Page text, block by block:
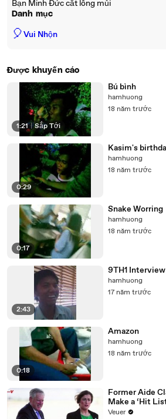
Bạn Minh Đức cắt lông mủi
Danh mục
🎈Vui Nhộn
Được khuyến cáo
1:21 | Sắp Tới
Bú bình
hamhuong
18 năm trước
0:29
Kasim's
hamhuong
18 năm trước
0:17
Snake Worring
hamhuong
18 năm trước
2:43
9TH1 Interview
hamhuong
17 năm trước
0:18
Amazon
hamhuong
18 năm trước
Former Aide
Make a ‘Hit
Veuer